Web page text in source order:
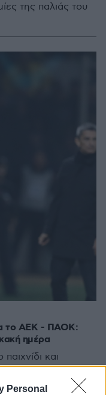
Personal
της παλιάς του
το ΑΕΚ - ΠΑΟΚ:
ημέρα
και
Μάρκο Νίκολιτς